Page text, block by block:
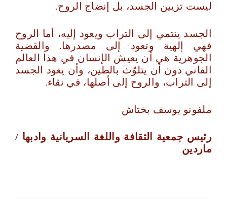
ليست تزيين الجسد، بل إنضاج الروح.
الجسد ينتمي إلى التراب ويعود إليه، أما الروح
فهي إلهية وتعود إلى مصدرها. والقضية
الجوهرية هي أن يعيش الإنسان في هذا العالم
الفاني دون أن يتلوّث بالطين، وأن يعود الجسد
إلى التراب، والروح إلى أصلها، في نقاء.
ملفونو يوسف بختاش
رئيس جمعية الثقافة واللغة السريانية وادبها /
ماردين